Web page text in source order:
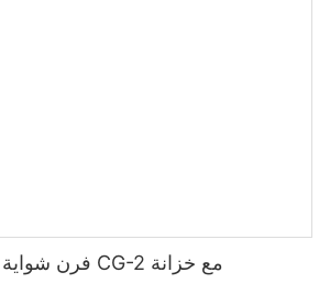
فرن شواية الفحم من ريبينيت CG-2 مع خزانة